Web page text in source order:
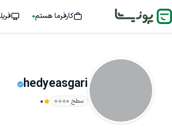
کارفرما هستم
hedyeasgari
سطح ۰ 0